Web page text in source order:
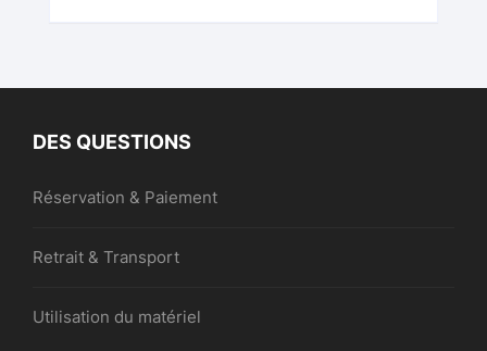
DES QUESTIONS
Réservation & Paiement
Retrait & Transport
Utilisation du matériel